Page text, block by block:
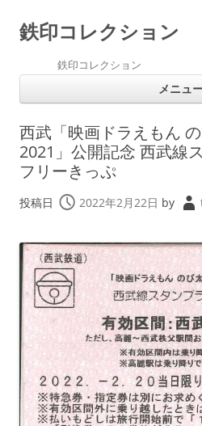
鉄印コレクション
鉄印コレクション
メニュ
西武「映画ドラえもん
2021」公開記念 西武線
フリーきっぷ
投稿日 2022年2月22日 by